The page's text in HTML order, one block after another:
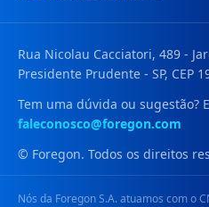
Rua Nicolau Cacciatori, 489 -
Presidente Prudente - SP, CEP
Tem uma dúvida ou sugestão?
faleconosco@foregon.com
© Foregon. Todos os direitos
Nós da Foregon S.A. atuamos com o